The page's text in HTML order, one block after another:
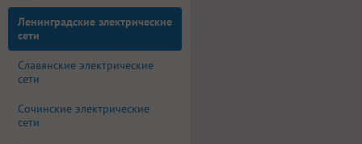
Ленинградские электрические
сети
Славянские электрические
сети
Сочинские электрические
сети